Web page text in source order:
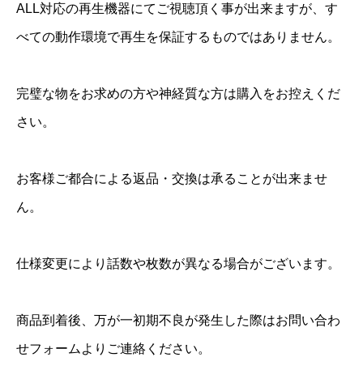
ALL対応の再生機器にてご視聴頂く事が出来ますが、す
べての動作環境で再生を保証するものではありません。
完璧な物をお求めの方や神経質な方は購入をお控えくだ
さい。
お客様ご都合による返品・交換は承ることが出来ませ
ん。
仕様変更により話数や枚数が異なる場合がございます。
商品到着後、万が一初期不良が発生した際はお問い合わ
せフォームよりご連絡ください。